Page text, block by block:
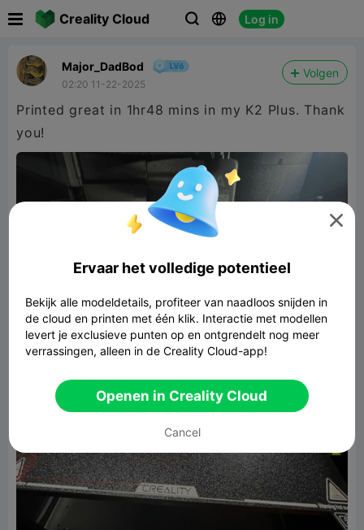
Creality Cloud   Log in
Major_DadBod
02:20 11-22-2025
Volgen
Printed great in 1hr48 mins in my K2 Plus. Thank
you!

Ervaar het volledige potentieel
Bekijk alle modeldetails, profiteer van naadloos snijden in
de cloud en printen met één klik. Interactie met modellen
levert je exclusieve punten op en ontgrendelt nog meer
verrassingen, alleen in de Creality Cloud-app!
Openen in Creality Cloud
Cancel